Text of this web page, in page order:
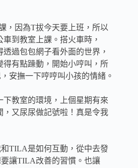
，因為T拔今天要上班，所以
到教室上課。搭火車時，
過包包網子看外面的世界，
得有點躁動，開始小哼叫，所
安撫一下哼哼叫小孩的情緒。
下教室的環境，上個星期有來
，又尿尿做記號啦！真是令我
TILA是如何互動，從中去發
讓TILA改善的習慣。也讓